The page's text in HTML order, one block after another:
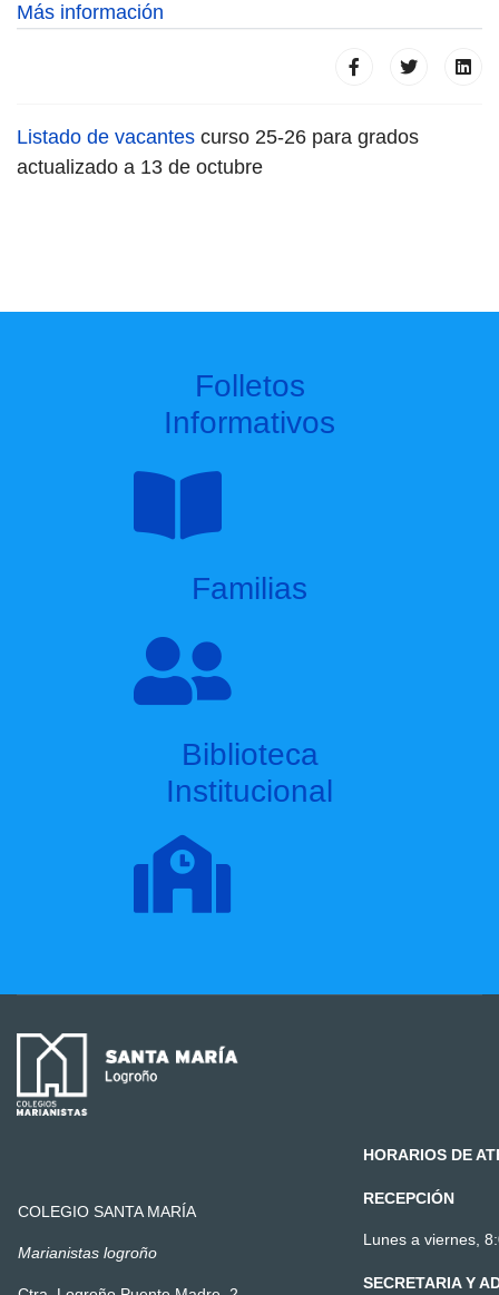
Más información
Listado de vacantes curso 25-26 para grados
actualizado a 13 de octubre
Folletos
Informativos
Familias
Biblioteca
Institucional
COLEGIO SANTA MARÍA
Marianistas logroño
HORARIOS DE
RECEPCIÓN
Lunes a viernes,
SECRETARIA Y